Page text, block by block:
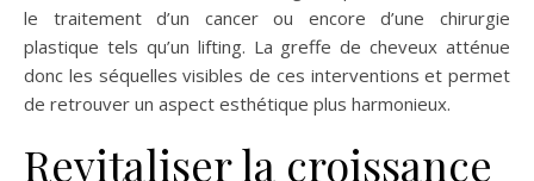
le traitement d’un cancer ou encore d’une chirurgie
plastique tels qu’un lifting. La greffe de cheveux atténue
donc les séquelles visibles de ces interventions et permet
de retrouver un aspect esthétique plus harmonieux.
Revitaliser la croissance